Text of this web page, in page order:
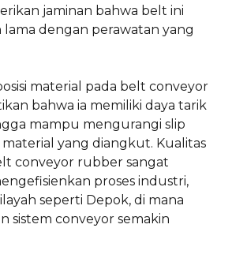
jaminan bahwa belt ini
dengan perawatan yang
material pada belt conveyor
bahwa ia memiliki daya tarik
mampu mengurangi slip
yang diangkut. Kualitas
conveyor rubber sangat
proses industri,
seperti Depok, di mana
sistem conveyor semakin